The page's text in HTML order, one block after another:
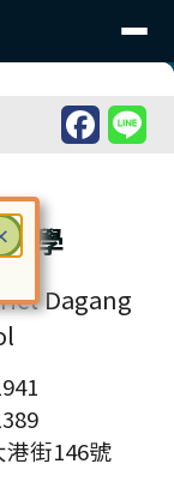
學
Dagang
街146號
關閉
用 Tab 鍵在